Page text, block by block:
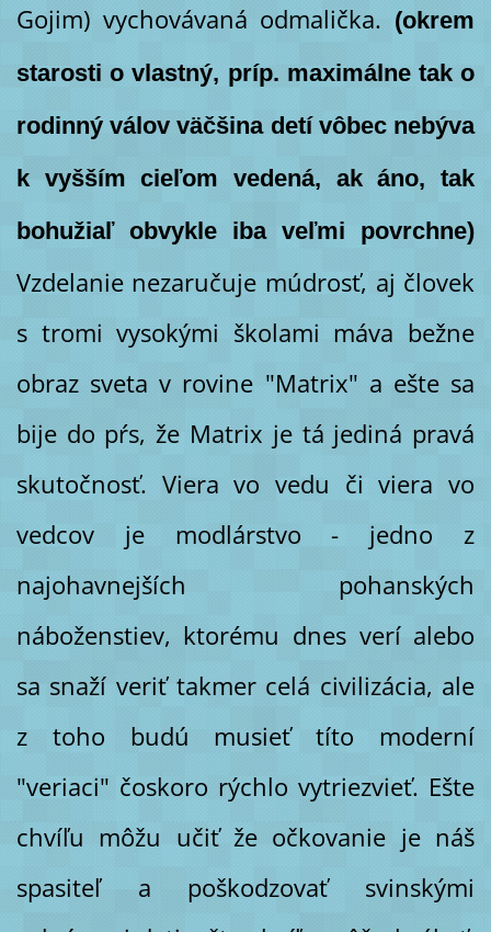
Gojim) vychovávaná odmalička. (okrem
starosti o vlastný, príp. maximálne tak o
rodinný válov väčšina detí vôbec nebýva
k vyšším cieľom vedená, ak áno, tak
bohužiaľ obvykle iba veľmi povrchne)
Vzdelanie nezaručuje múdrosť, aj človek
s tromi vysokými školami máva bežne
obraz sveta v rovine "Matrix" a ešte sa
bije do pŕs, že Matrix je tá jediná pravá
skutočnosť. Viera vo vedu či viera vo
vedcov je modlárstvo - jedno z
najohavnejších pohanských
náboženstiev, ktorému dnes verí alebo
sa snaží veriť takmer celá civilizácia, ale
z toho budú musieť títo moderní
"veriaci" čoskoro rýchlo vytriezvieť. Ešte
chvíľu môžu učiť že očkovanie je náš
spasiteľ a poškodzovať svinskými